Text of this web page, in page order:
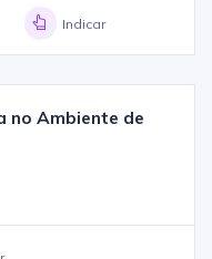
Indicar
no Ambiente de